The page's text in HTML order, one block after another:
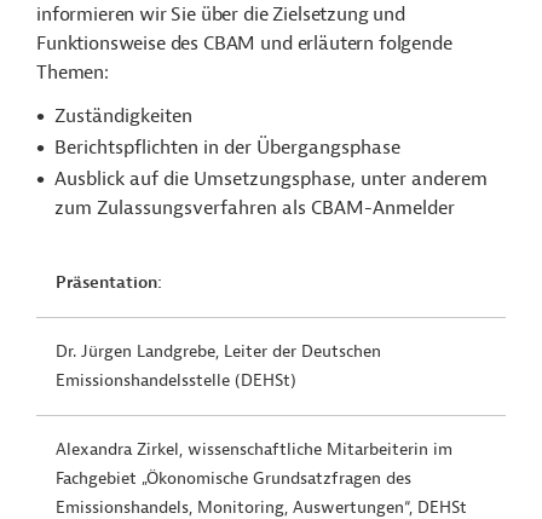
informieren wir Sie über die Zielsetzung und
Funktionsweise des CBAM und erläutern folgende
Themen:
Zuständigkeiten
Berichtspflichten in der Übergangsphase
Ausblick auf die Umsetzungsphase, unter anderem
zum Zulassungsverfahren als CBAM-Anmelder
Präsentation:
Dr. Jürgen Landgrebe, Leiter der Deutschen
Emissionshandelsstelle (DEHSt)
Alexandra Zirkel, wissenschaftliche Mitarbeiterin im
Fachgebiet „Ökonomische Grundsatzfragen des
Emissionshandels, Monitoring, Auswertungen“, DEHSt